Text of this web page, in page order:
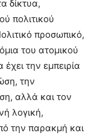
δίκτυα,
πολιτικού
προσωπικό,
του ατομικού
την εμπειρία
την
αλλά και τον
λογική,
την παρακμή και